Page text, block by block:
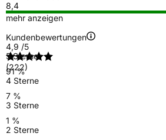
8,4
mehr anzeigen
Kundenbewertungen
4,9 /5
(222)
5 Sterne
91 %
4 Sterne
7 %
3 Sterne
1 %
2 Sterne